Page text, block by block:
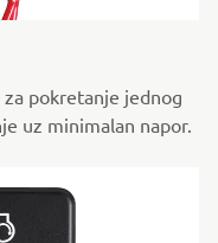
pokretanje jednog
uz minimalan napor.